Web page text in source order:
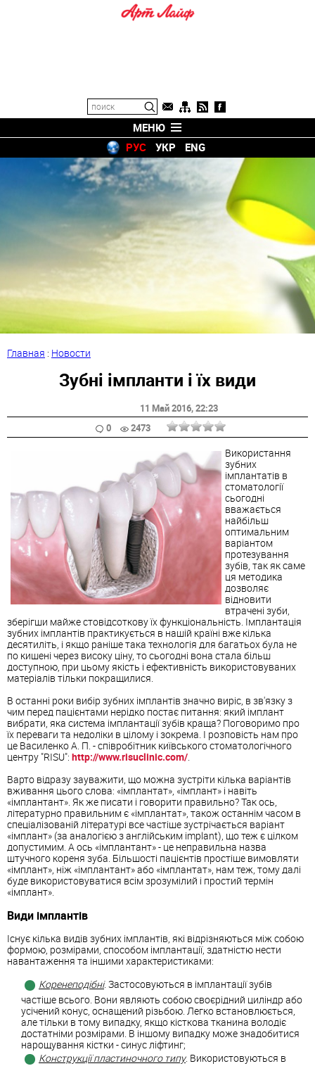
МЕНЮ
РУС
УКР ENG
Главная : Новости
Зубні імпланти і їх види
11 Май 2016, 22:23
0
2473
Використання
зубних
імплантатів в
стоматології
сьогодні
вважається
найбільш
оптимальним
варіантом
протезування
зубів, так як саме
ця методика
дозволяє
відновити
втрачені зуби,
зберігши майже стовідсоткову їх функціональність. Імплантація
зубних імплантів практикується в нашій країні вже кілька
десятиліть, і якщо раніше така технологія для багатьох була не
по кишені через високу ціну, то сьогодні вона стала більш
доступною, при цьому якість і ефективність використовуваних
матеріалів тільки покращилися.
В останні роки вибір зубних імплантів значно виріс, в зв'язку з
чим перед пацієнтами нерідко постає питання: який імплант
вибрати, яка система імплантації зубів краща? Поговоримо про
їх переваги та недоліки в цілому і зокрема. І розповість нам про
це Василенко А. П. - співробітник київського стоматологічного
центру "RISU": http://www.risuclinic.com/
Варто відразу зауважити, що можна зустріти кілька варіантів
вживання цього слова: «імплантат», «імплант» і навіть
«імплантант». Як же писати і говорити правильно? Так ось,
літературно правильним є «імплантат», також останнім часом в
спеціалізованій літературі все частіше зустрічається варіант
«імплант» (за аналогією з англійським implant), що теж є цілком
допустимим. А ось «імплантант» - це неправильна назва
штучного кореня зуба. Більшості пацієнтів простіше вимовляти
«імплант», ніж «імплантант» або «імплантат», нам теж, тому далі
буде використовуватися всім зрозумілий і простий термін
«імплант».
Види імплантів
Існує кілька видів зубних імплантів, які відрізняються між собою
формою, розмірами, способом імплантації, здатністю нести
навантаження та іншими характеристиками:
Коренеподібні. Застосовуються в імплантації зубів
частіше всього. Вони являють собою своєрідний циліндр або
усічений конус, оснащений різьбою. Легко встановлюється,
але тільки в тому випадку, якщо кісткова тканина володіє
достатніми розмірами. В іншому випадку може знадобитися
нарощування кістки - синус ліфтинг;
Конструкції пластиночного типу. Використовуються в